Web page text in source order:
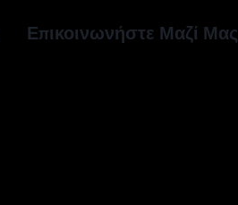
Επικοινωνήστε Μαζί Μας